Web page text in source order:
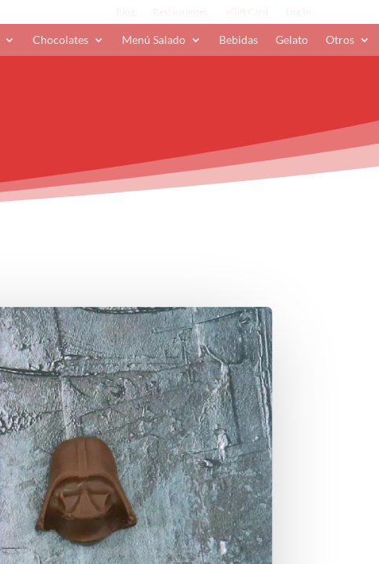
Chocolates Menú Salado Bebidas Gelato Otros